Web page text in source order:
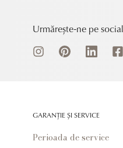
Urmărește-ne pe
GARANȚIE ȘI SERVICE
Perioada de service